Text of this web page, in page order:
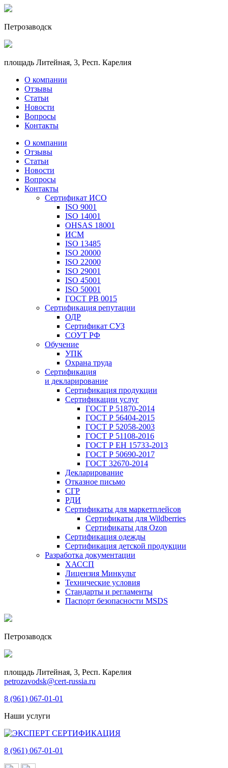
Петрозаводск
площадь Литейная, 3, Респ. Карелия
О компании
Отзывы
Статьи
Новости
Вопросы
Контакты
О компании
Отзывы
Статьи
Новости
Вопросы
Контакты
Сертификат ИСО
ISO 9001
ISO 14001
OHSAS 18001
ИСМ
ISO 13485
ISO 20000
ISO 22000
ISO 29001
ISO 45001
ISO 50001
ГОСТ РВ 0015
Сертификация репутации
ОДР
Сертификат СУЗ
СОУТ РФ
Обучение
УПК
Охрана труда
Сертификация
и декларирование
Сертификация продукции
Сертификации услуг
ГОСТ Р 51870-2014
ГОСТ Р 56404-2015
ГОСТ Р 52058-2003
ГОСТ Р 51108-2016
ГОСТ Р ЕН 15733-2013
ГОСТ Р 50690-2017
ГОСТ 32670-2014
Декларирование
Отказное письмо
СГР
РДИ
Сертификаты для маркетплейсов
Сертификаты для Wildberries
Сертификаты для Ozon
Сертификация одежды
Сертификация детской продукции
Разработка документации
ХАССП
Лицензия Минкульт
Технические условия
Стандарты и регламенты
Паспорт безопасности MSDS
Петрозаводск
площадь Литейная, 3, Респ. Карелия
petrozavodsk@cert-russia.ru
8 (961) 067-01-01
Наши услуги
8 (961) 067-01-01